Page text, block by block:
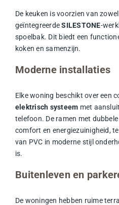
De keuken is voorzien van
geïntegreerdeSILESTONE-
spoelbak. Dit biedt een
koken en samenzijn.
Moderne installaties
Elke woning beschikt over een
elektrisch systeem met
telefoon. De ramen met
comfort en energiezuinigheid,
van PVC in moderne stijl
is.
Buitenleven en
De woningen hebben ruime